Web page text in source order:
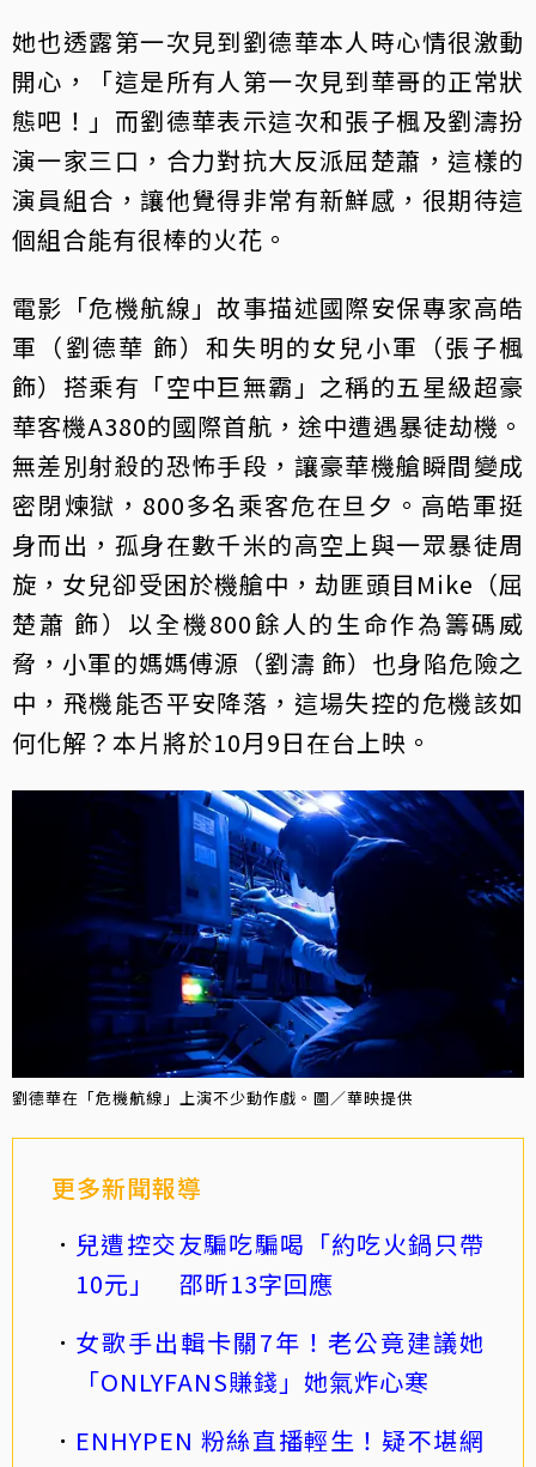
她也透露第一次見到劉德華本人時心情很激動
開心，「這是所有人第一次見到華哥的正常狀
態吧！」而劉德華表示這次和張子楓及劉濤扮
演一家三口，合力對抗大反派屈楚蕭，這樣的
演員組合，讓他覺得非常有新鮮感，很期待這
個組合能有很棒的火花。
電影「危機航線」故事描述國際安保專家高皓
軍（劉德華 飾）和失明的女兒小軍（張子楓
飾）搭乘有「空中巨無霸」之稱的五星級超豪
華客機A380的國際首航，途中遭遇暴徒劫機。
無差別射殺的恐怖手段，讓豪華機艙瞬間變成
密閉煉獄，800多名乘客危在旦夕。高皓軍挺
身而出，孤身在數千米的高空上與一眾暴徒周
旋，女兒卻受困於機艙中，劫匪頭目Mike（屈
楚蕭 飾）以全機800餘人的生命作為籌碼威
脅，小軍的媽媽傅源（劉濤 飾）也身陷危險之
中，飛機能否平安降落，這場失控的危機該如
何化解？本片將於10月9日在台上映。
劉德華在「危機航線」上演不少動作戲。圖／華映提供
更多新聞報導
兒遭控交友騙吃騙喝「約吃火鍋只帶
10元」 邵昕13字回應
女歌手出輯卡關7年！老公竟建議她
「ONLYFANS賺錢」她氣炸心寒
ENHYPEN 粉絲直播輕生！疑不堪網